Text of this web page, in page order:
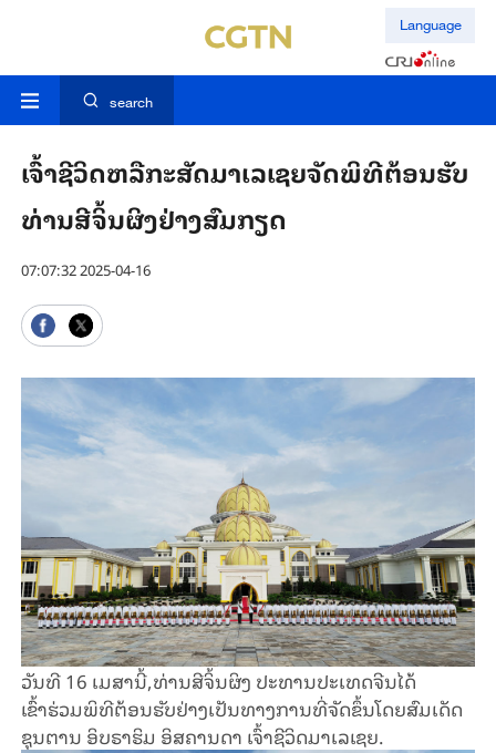
Language
search
ເຈົ້າຊີວິດຫລືກະສັດມາເລເຊຍຈັດພິທີຕ້ອນຮັບ
ທ່ານສີຈິ້ນຜິງຢ່າງສົມກຽດ
07:07:32 2025-04-16
ວັນທີ 16 ເມສານີ້,ທ່ານສີຈິ້ນຜິງ ປະທານປະເທດຈີນໄດ້
ເຂົ້າຮ່ວມພິທີຕ້ອນຮັບຢ່າງເປັນທາງການທີ່ຈັດຂຶ້ນໂດຍສົມເດັດ
ຊຸນຕານ ອິບຣາຮິມ ອິສຄານດາ ເຈົ້າຊີວິດມາເລເຊຍ.